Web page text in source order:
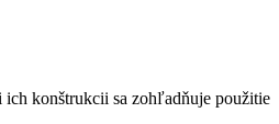
konštrukcii sa zohľadňuje použitie